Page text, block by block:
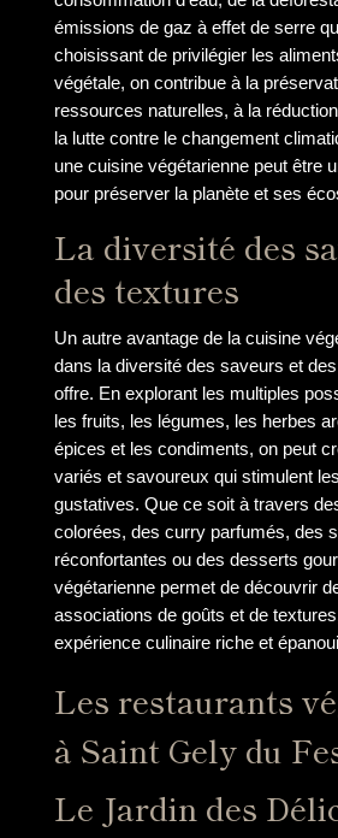
émissions de gaz à effet de serre
choisissant de privilégier les
végétale, on contribue à la
ressources naturelles, à la
la lutte contre le changement
une cuisine végétarienne peut être
pour préserver la planète et ses
La diversité des
des textures
Un autre avantage de la cuisine
dans la diversité des saveurs et des
offre. En explorant les multiples
les fruits, les légumes, les herbes
épices et les condiments, on peut
variés et savoureux qui stimulent
gustatives. Que ce soit à travers
colorées, des curry parfumés, des
réconfortantes ou des desserts
végétarienne permet de découvrir
associations de goûts et de
expérience culinaire riche et
Les restaurants
à Saint Gely du
Le Jardin des